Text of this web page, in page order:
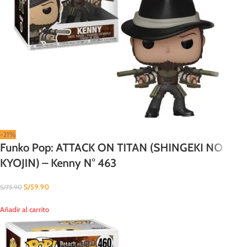
-21%
Funko Pop: ATTACK ON TITAN (SHINGEKI NO
KYOJIN) – Kenny N° 463
S/75.90 S/59.90
Añadir al carrito